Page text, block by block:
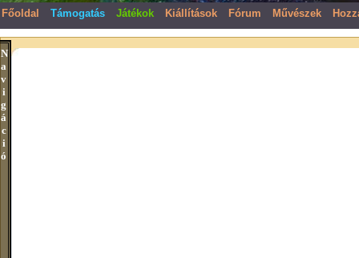
N
a
v
i
g
á
c
i
ó
Főoldal Támogatás Játékok Kiállítások Fórum Művészek